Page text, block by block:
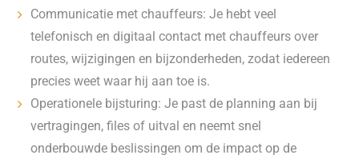
Communicatie met chauffeurs: Je hebt veel
telefonisch en digitaal contact met chauffeurs over
routes, wijzigingen en bijzonderheden, zodat iedereen
precies weet waar hij aan toe is.
Operationele bijsturing: Je past de planning aan bij
vertragingen, files of uitval en neemt snel
onderbouwde beslissingen om de impact op de